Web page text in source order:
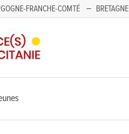
FRANCHE-COMTÉ BRETAGNE